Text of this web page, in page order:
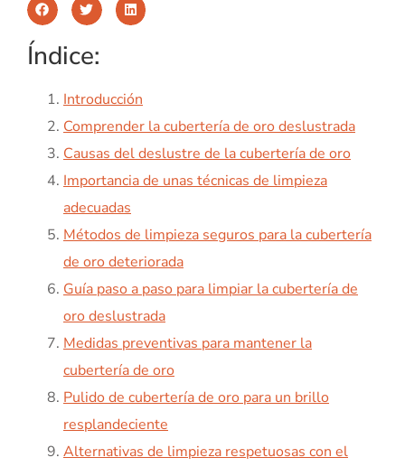
Índice:
Introducción
Comprender la cubertería de oro deslustrada
Causas del deslustre de la cubertería de oro
Importancia de unas técnicas de limpieza
adecuadas
Métodos de limpieza seguros para la cubertería
de oro deteriorada
Guía paso a paso para limpiar la cubertería de
oro deslustrada
Medidas preventivas para mantener la
cubertería de oro
Pulido de cubertería de oro para un brillo
resplandeciente
Alternativas de limpieza respetuosas con el